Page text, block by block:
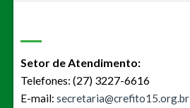
Setor de Atendimento:
Telefones: (27) 3227-6616
E-mail: secretaria@crefito15.org.br